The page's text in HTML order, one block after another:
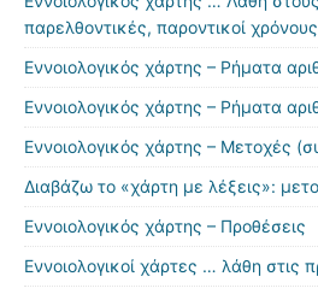
παρελθοντικές, παροντικοί χρόνους
Εννοιολογικός χάρτης – Ρήματα
Εννοιολογικός χάρτης – Ρήματα
Εννοιολογικός χάρτης – Μετοχές
Διαβάζω το «χάρτη με λέξεις»:
Εννοιολογικός χάρτης – Προθέσεις
Εννοιολογικοί χάρτες … λάθη στις